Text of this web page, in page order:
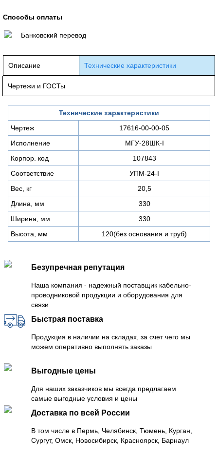
Способы оплаты
Банковский перевод
Описание Технические характеристики
Чертежи и ГОСТы
Технические характеристики
Чертеж
17616-00-00-05
Исполнение
МГУ-28ШК-I
Корпор. код
107843
Соответствие
УПМ-24-I
Вес, кг
20,5
Длина, мм
330
Ширина, мм
330
Высота, мм
120(без основания и труб)
Безупречная репутация
Наша компания - надежный поставщик кабельно-
проводниковой продукции и оборудования для
связи
Быстрая поставка
Продукция в наличии на складах, за счет чего мы
можем оперативно выполнять заказы
Выгодные цены
Для наших заказчиков мы всегда предлагаем
самые выгодные условия и цены
Доставка по всей России
В том числе в Пермь, Челябинск, Тюмень, Курган,
Сургут, Омск, Новосибирск, Красноярск, Барнаул